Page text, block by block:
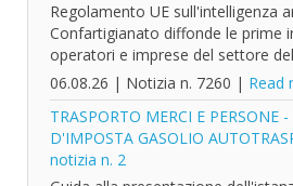
Regolamento UE sull'intelligenza
Confartigianato diffonde le prime
operatori e imprese del settore
06.08.26 | Notizia n. 7260 | Read
TRASPORTO MERCI E PERSONE
D'IMPOSTA GASOLIO
notizia n. 2